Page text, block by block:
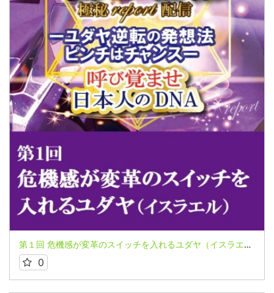
第１回 危機感が変革のスイッチを入れるユダヤ（イスラエル） 米山伸郎氏～マスメディアには載らない情報 極秘レポートシリーズ～
0